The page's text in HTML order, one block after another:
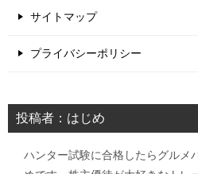
サイトマップ
プライバシーポリシー
投稿者：はじめ
ハンター試験に合格したらグルメ